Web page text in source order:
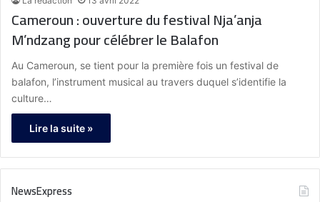
Cameroun : ouverture du festival Nja’anja
M’ndzang pour célébrer le Balafon
Au Cameroun, se tient pour la première fois un festival de
balafon, l’instrument musical au travers duquel s’identifie la
culture…
Lire la suite »
NewsExpress